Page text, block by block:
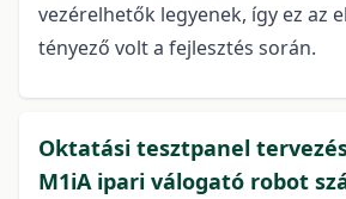
vezérelhetők legyenek, így ez az
tényező volt a fejlesztés során.
Oktatási tesztpanel
M1iA ipari válogató robot